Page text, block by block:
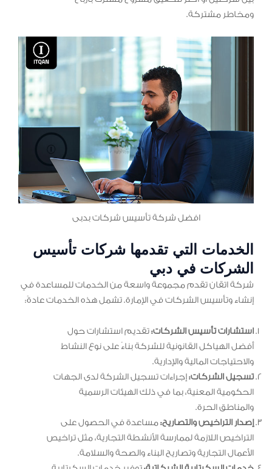
ومخاطر مشتركة.
افضل شركة تأسيس شركات بدبى
الخدمات التي تقدمها شركات تأسيس
الشركات في دبي
شركة اتقان تقدم مجموعة واسعة من الخدمات للمساعدة في
إنشاء وتأسيس الشركات في الإمارة. تشمل هذه الخدمات عادةً:
استشارات تأسيس الشركات:تقديم استشارات حول
أفضل الهياكل القانونية للشركة بناءً على نوع النشاط
والاحتياجات المالية والإدارية.
تسجيل الشركات:إجراءات تسجيل الشركة لدى الجهات
الحكومية المعنية، بما في ذلك الهيئات الرسمية
والمناطق الحرة.
إصدار التراخيص والتصاريح:مساعدة في الحصول على
التراخيص اللازمة لممارسة الأنشطة التجارية، مثل تراخيص
الأعمال التجارية وتصاريح البناء والصحة والسلامة.